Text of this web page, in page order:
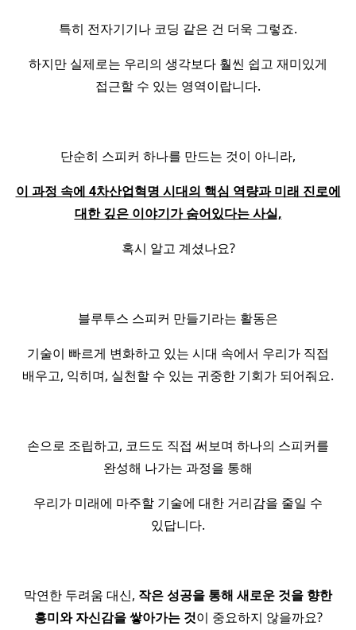
특히 전자기기나 코딩 같은 건 더욱 그렇죠.
하지만 실제로는 우리의 생각보다 훨씬 쉽고 재미있게
접근할 수 있는 영역이랍니다.
단순히 스피커 하나를 만드는 것이 아니라,
이 과정 속에 4차산업혁명 시대의 핵심 역량과 미래 진로에
대한 깊은 이야기가 숨어있다는 사실,
혹시 알고 계셨나요?
블루투스 스피커 만들기라는 활동은
기술이 빠르게 변화하고 있는 시대 속에서 우리가 직접
배우고, 익히며, 실천할 수 있는 귀중한 기회가 되어줘요.
손으로 조립하고, 코드도 직접 써보며 하나의 스피커를
완성해 나가는 과정을 통해
우리가 미래에 마주할 기술에 대한 거리감을 줄일 수
있답니다.
막연한 두려움 대신, 작은 성공을 통해 새로운 것을 향한
흥미와 자신감을 쌓아가는 것이 중요하지 않을까요?